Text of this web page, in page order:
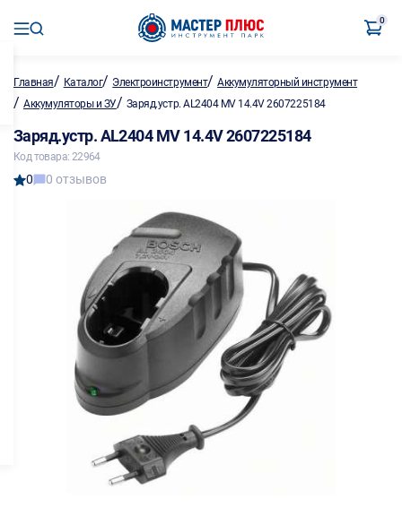
0
Главная/ Каталог/ Электроинструмент/Аккумуляторный инструмент
/ Аккумуляторы и ЗУ/ Заряд.устр. AL2404 MV 14.4V 2607225184
Заряд.устр. AL2404 MV 14.4V 2607225184
Код товара: 22964
0 0 отзывов